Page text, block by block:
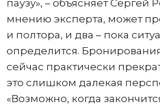
паузу», – объясняет
мнению эксперта, может
и полтора, и два – пока
определится.
сейчас практически
это слишком далекая
«Возможно, когда